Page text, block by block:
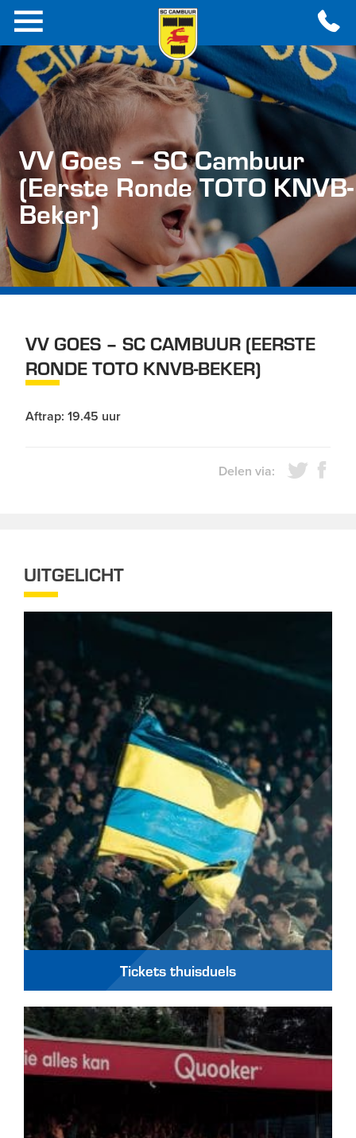
VV Goes – SC Cambuur
(Eerste Ronde TOTO KNVB-
Beker)
VV GOES – SC CAMBUUR (EERSTE
RONDE TOTO KNVB-BEKER)
Aftrap: 19.45 uur
Delen via:
UITGELICHT
Tickets thuisduels